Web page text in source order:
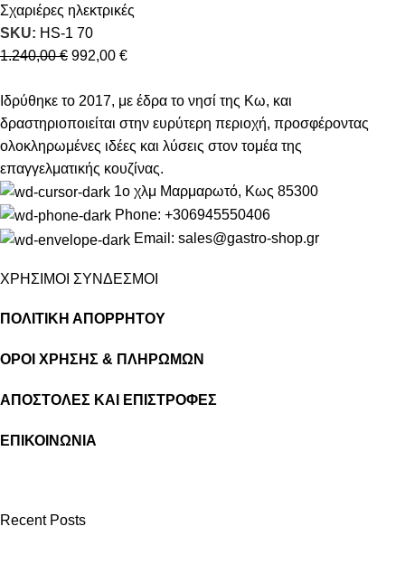
Σχαριέρες ηλεκτρικές
SKU: HS-1 70
1.240,00€ 992,00 €
Ιδρύθηκε το 2017, με έδρα το νησί της Κω, και
δραστηριοποιείται στην ευρύτερη περιοχή, προσφέροντας
ολοκληρωμένες ιδέες και λύσεις στον τομέα της
επαγγελματικής κουζίνας.
1ο χλμ Μαρμαρωτό, Κως 85300
Phone: +306945550406
Email: sales@gastro-shop.gr
ΧΡΗΣΙΜΟΙ ΣΥΝΔΕΣΜΟΙ
ΠΟΛΙΤΙΚΗ ΑΠΟΡΡΗΤΟΥ
ΟΡΟΙ ΧΡΗΣΗΣ & ΠΛΗΡΩΜΩΝ
ΑΠΟΣΤΟΛΕΣ ΚΑΙ ΕΠΙΣΤΡΟΦΕΣ
ΕΠΙΚΟΙΝΩΝΙΑ
Recent Posts